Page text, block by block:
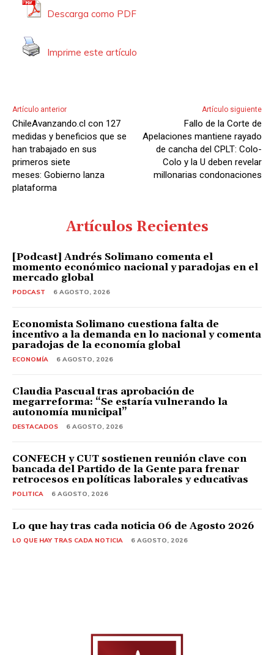
d
i
o
Descarga como PDF
Imprime este artículo
Artículo anterior
ChileAvanzando.cl con 127
medidas y beneficios que se
han trabajado en sus
primeros siete
meses: Gobierno lanza
plataforma
Artículo siguiente
Fallo de la Corte de
Apelaciones mantiene rayado
de cancha del CPLT: Colo-
Colo y la U deben revelar
millonarias condonaciones
Artículos Recientes
[Podcast] Andrés Solimano comenta el
momento económico nacional y paradojas en el
mercado global
PODCAST 6 AGOSTO, 2026
Economista Solimano cuestiona falta de
incentivo a la demanda en lo nacional y comenta
paradojas de la economía global
ECONOMÍA 6 AGOSTO, 2026
Claudia Pascual tras aprobación de
megarreforma: “Se estaría vulnerando la
autonomía municipal”
DESTACADOS 6 AGOSTO, 2026
CONFECH y CUT sostienen reunión clave con
bancada del Partido de la Gente para frenar
retrocesos en políticas laborales y educativas
POLITICA 6 AGOSTO, 2026
Lo que hay tras cada noticia 06 de Agosto 2026
LO QUE HAY TRAS CADA NOTICIA 6 AGOSTO, 2026